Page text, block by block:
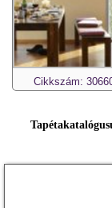
Cikkszám: